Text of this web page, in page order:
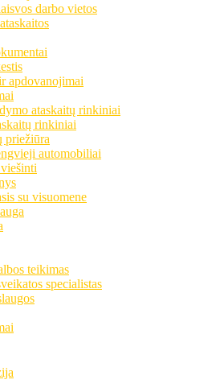
darbo vietos
apdovanojimai
ataskaitų rinkiniai
rinkiniai
priežiūra
automobiliai
su visuomene
teikimas
specialistas